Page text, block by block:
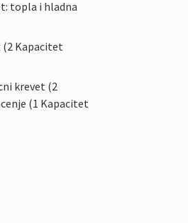
topla i hladna
(2 Kapacitet
krevet (2
(1 Kapacitet